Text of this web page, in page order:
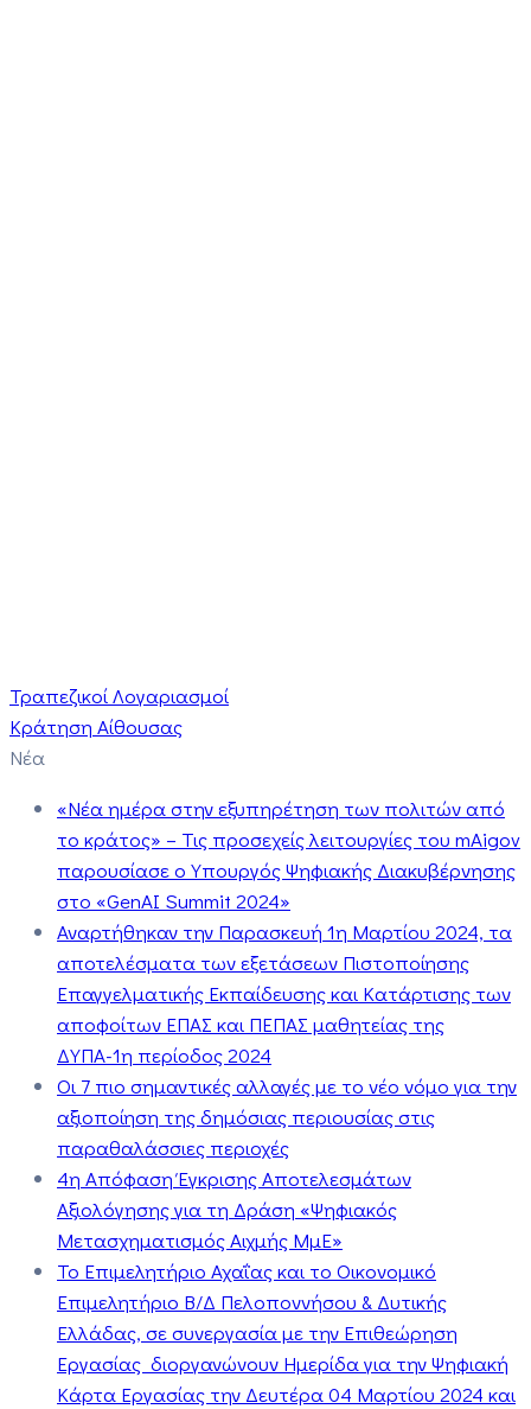
Τραπεζικοί Λογαριασμοί
Κράτηση Αίθουσας
Νέα
«Νέα ημέρα στην εξυπηρέτηση των πολιτών από
το κράτος» – Τις προσεχείς λειτουργίες του mAigov
παρουσίασε ο Υπουργός Ψηφιακής Διακυβέρνησης
στο «GenAI Summit 2024»
Αναρτήθηκαν την Παρασκευή 1η Μαρτίου 2024, τα
αποτελέσματα των εξετάσεων Πιστοποίησης
Επαγγελματικής Εκπαίδευσης και Κατάρτισης των
αποφοίτων ΕΠΑΣ και ΠΕΠΑΣ μαθητείας της
ΔΥΠΑ-1η περίοδος 2024
Οι 7 πιο σημαντικές αλλαγές με το νέο νόμο για την
αξιοποίηση της δημόσιας περιουσίας στις
παραθαλάσσιες περιοχές
4η Απόφαση Έγκρισης Αποτελεσμάτων
Αξιολόγησης για τη Δράση «Ψηφιακός
Μετασχηματισμός Αιχμής ΜμΕ»
Το Επιμελητήριο Αχαΐας και το Οικονομικό
Επιμελητήριο Β/Δ Πελοποννήσου & Δυτικής
Ελλάδας, σε συνεργασία με την Επιθεώρηση
Εργασίας διοργανώνουν Ημερίδα για την Ψηφιακή
Κάρτα Εργασίας την Δευτέρα 04 Μαρτίου 2024 και